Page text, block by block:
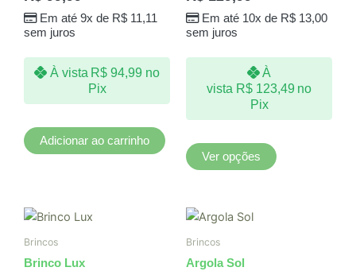
Em até 9x de R$11,11
sem juros
À vista R$ 94,99 no
Pix
Adicionar ao carrinho
Em até 10x de R$13,00
sem juros
À
vista R$123,49 no
Pix
Ver opções
As
podem
escolhidas
do
Brincos
Brinco Lux
Brincos
Argola Sol